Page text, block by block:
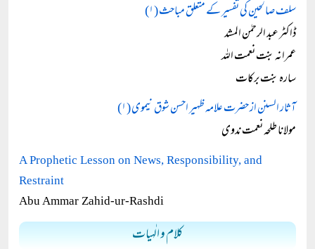
سلف صالحین کی تفسیر کے متعلق مباحث (۱)
ڈاکٹر عبد الرحمٰن المشد
عمرانہ بنت نعمت اللہ
سارہ بنت برکات
آثار السنن از حضرت علامہ ظہیر احسن شوق نیموی (۱)
مولانا طلحہ نعمت ندوی
A Prophetic Lesson on News, Responsibility, and
Restraint
Abu Ammar Zahid-ur-Rashdi
کلام و الٰہیات